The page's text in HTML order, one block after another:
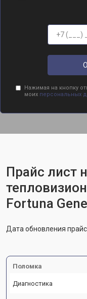
Нажимая на кнопку
моих персональных
Прайс лист
Fortuna
Дата обновления
Поломка
Диагностика